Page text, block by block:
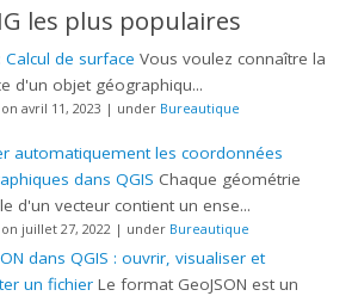
les plus populaires
Calcul de surface Vous voulez connaître la
d'un objet géographiqu...
avril 11, 2023 | under Bureautique
automatiquement les coordonnées
dans QGIS Chaque géométrie
d'un vecteur contient un ense...
juillet 27, 2022 | under Bureautique
dans QGIS : ouvrir, visualiser et
un fichier Le format GeoJSON est un